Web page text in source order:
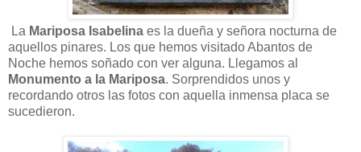
La Mariposa Isabelina es la dueña y señora nocturna de
aquellos pinares. Los que hemos visitado Abantos de
Noche hemos soñado con ver alguna. Llegamos al
Monumento a la Mariposa. Sorprendidos unos y
recordando otros las fotos con aquella inmensa placa se
sucedieron.